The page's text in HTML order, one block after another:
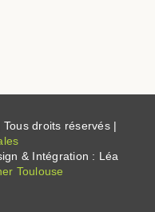
droits réservés |
& Intégration : Léa
Toulouse